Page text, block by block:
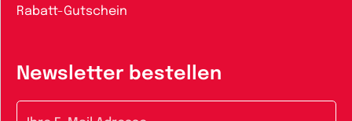
Rabatt-Gutschein
Newsletter bestellen